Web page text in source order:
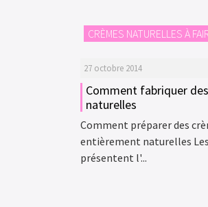
CRÈMES NATURELLES À
27 octobre 2014
Comment fabriquer
naturelles
Comment préparer des
entièrement naturelles
présentent l'...